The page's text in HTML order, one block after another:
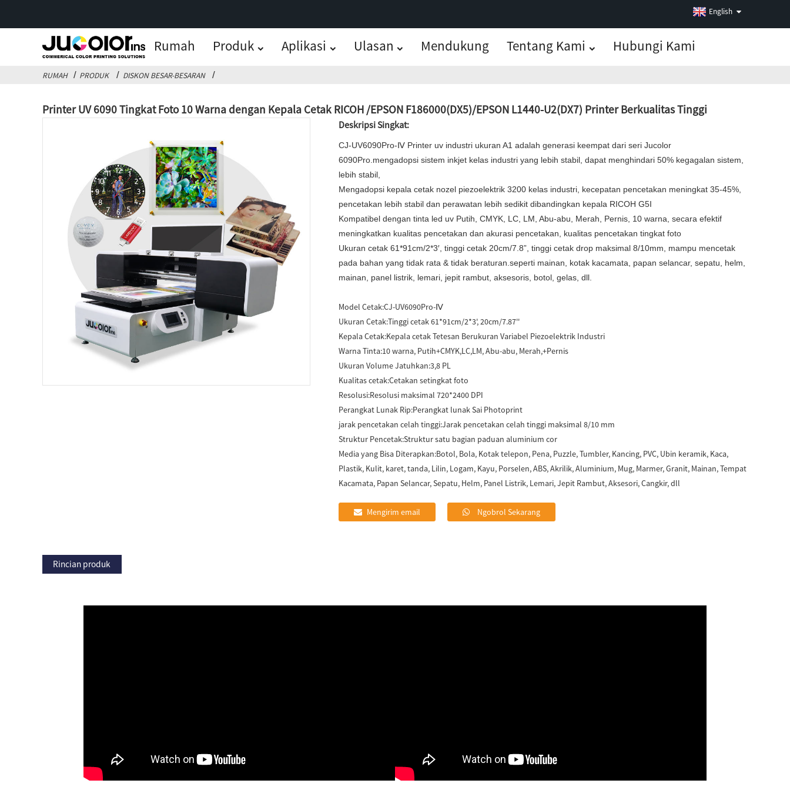
English
Rumah Produk Aplikasi Ulasan Mendukung Tentang Kami Hubungi Kami
RUMAH PRODUK DISKON BESAR-BESARAN
Printer UV 6090 Tingkat Foto 10 Warna dengan Kepala Cetak RICOH /EPSON F186000(DX5)/EPSON L1440-U2(DX7) Printer Berkualitas Tinggi
Deskripsi Singkat:
CJ-UV6090Pro-Ⅳ Printer uv industri ukuran A1 adalah generasi keempat dari seri Jucolor
6090Pro.mengadopsi sistem inkjet kelas industri yang lebih stabil, dapat menghindari 50% kegagalan sistem,
lebih stabil,
Mengadopsi kepala cetak nozel piezoelektrik 3200 kelas industri, kecepatan pencetakan meningkat 35-45%,
pencetakan lebih stabil dan perawatan lebih sedikit dibandingkan kepala RICOH G5I
Kompatibel dengan tinta led uv Putih, CMYK, LC, LM, Abu-abu, Merah, Pernis, 10 warna, secara efektif
meningkatkan kualitas pencetakan dan akurasi pencetakan, kualitas pencetakan tingkat foto
Ukuran cetak 61*91cm/2*3′, tinggi cetak 20cm/7.8”, tinggi cetak drop maksimal 8/10mm, mampu mencetak
pada bahan yang tidak rata & tidak beraturan.seperti mainan, kotak kacamata, papan selancar, sepatu, helm,
mainan, panel listrik, lemari, jepit rambut, aksesoris, botol, gelas, dll.
Model Cetak:CJ-UV6090Pro-Ⅳ
Ukuran Cetak:Tinggi cetak 61*91cm/2*3', 20cm/7.87''
Kepala Cetak:Kepala cetak Tetesan Berukuran Variabel Piezoelektrik Industri
Warna Tinta:10 warna, Putih+CMYK,LC,LM, Abu-abu, Merah,+Pernis
Ukuran Volume Jatuhkan:3,8 PL
Kualitas cetak:Cetakan setingkat foto
Resolusi:Resolusi maksimal 720*2400 DPI
Perangkat Lunak Rip:Perangkat lunak Sai Photoprint
jarak pencetakan celah tinggi:Jarak pencetakan celah tinggi maksimal 8/10 mm
Struktur Pencetak:Struktur satu bagian paduan aluminium cor
Media yang Bisa Diterapkan:Botol, Bola, Kotak telepon, Pena, Puzzle, Tumbler, Kancing, PVC, Ubin keramik, Kaca,
Plastik, Kulit, karet, tanda, Lilin, Logam, Kayu, Porselen, ABS, Akrilik, Aluminium, Mug, Marmer, Granit, Mainan, Tempat
Kacamata, Papan Selancar, Sepatu, Helm, Panel Listrik, Lemari, Jepit Rambut, Aksesori, Cangkir, dll
Mengirim email Ngobrol Sekarang
Rincian produk